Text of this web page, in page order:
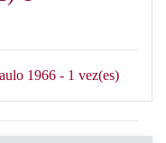
1966 - 1 vez(es)